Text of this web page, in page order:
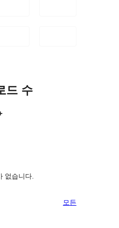
드 수
없습니다.
모든